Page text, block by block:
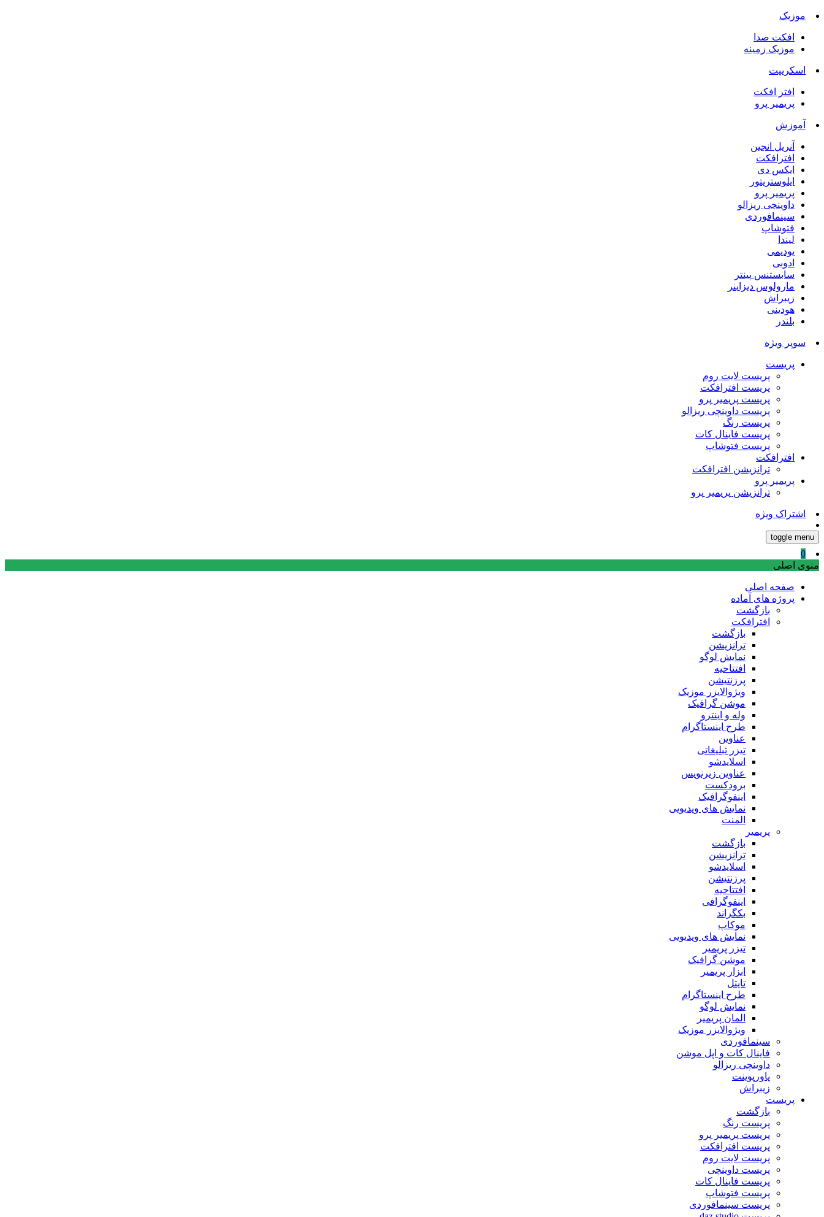
موزیک
افکت صدا
موزیک زمینه
اسکریپت
افتر افکت
پریمیر پرو
آموزش
آنریل انجین
افترافکت
ایکس دی
ایلوستریتور
پریمیر پرو
داوینچی ریزالو
سینمافوردی
فتوشاپ
لیندا
یودیمی
ادوبی
سابستنس پینتر
مارولوس دیزاینر
زیبراش
هودینی
بلندر
سوپر ویژه
پریست
پریست لایت روم
پریست افترافکت
پریست پریمیر پرو
پریست داوینچی ریزالو
پریست رنگ
پریست فاینال کات
پریست فتوشاپ
افترافکت
ترانزیشن افترافکت
پریمیر پرو
ترانزیشن پریمیر پرو
اشتراک ویژه
toggle menu
0
منوی اصلی
صفحه اصلی
پروژه های آماده
بازگشت
افترافکت
بازگشت
ترانزیشن
نمایش لوگو
افتتاحیه
پرزنتیشن
ویژوالایزر موزیک
موشن گرافیک
وله و اینترو
طرح اینستاگرام
عناوین
تیزر تبلیغاتی
اسلایدشو
عناوین زیرنویس
برودکست
اینفوگرافیک
نمایش های ویدیویی
المنت
پریمیر
بازگشت
ترانزیشن
اسلایدشو
پرزنتیشن
افتتاحیه
اینفوگرافی
بکگراند
موکاپ
نمایش های ویدیویی
تیزر پریمیر
موشن گرافیک
ابزار پریمیر
تایتل
طرح اینستاگرام
نمایش لوگو
المان پریمیر
ویژوالایزر موزیک
سینمافوردی
فاینال کات و اپل موشن
داوینچی ریزالو
پاورپوینت
زیبراش
پریست
بازگشت
پریست رنگ
پریست پریمیر پرو
پریست افترافکت
پریست لایت روم
پریست داوینچی
پریست فاینال کات
پریست فتوشاپ
پریست سینمافوردی